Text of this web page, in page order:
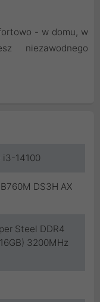
- w domu, w
niezawodnego
i3-14100
DS3H AX
Steel DDR4
3200MHz